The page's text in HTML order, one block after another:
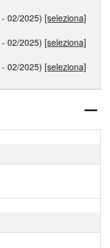
02/2025) [seleziona]
02/2025) [seleziona]
02/2025) [seleziona]